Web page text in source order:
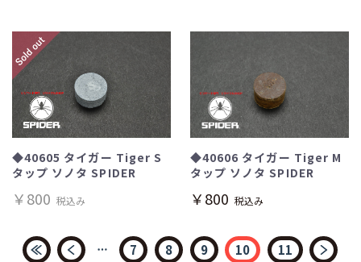
◆40605 タイガー Tiger S
タップ ソノタ SPIDER
￥800 税込み
◆40606 タイガー Tiger M
タップ ソノタ SPIDER
￥800 税込み
7 8 9 10 11